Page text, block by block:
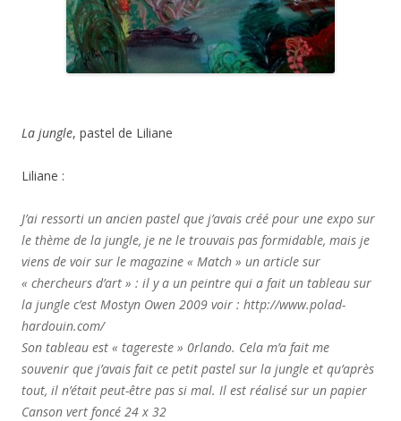
La jungle, pastel de Liliane
Liliane :
J’ai ressorti un ancien pastel que j’avais créé pour une expo sur
le thème de la jungle, je ne le trouvais pas formidable, mais je
viens de voir sur le magazine « Match » un article sur
« chercheurs d’art » : il y a un peintre qui a fait un tableau sur
la jungle c’est Mostyn Owen 2009 voir : http://www.polad-
hardouin.com/
Son tableau est « tagereste » 0rlando. Cela m’a fait me
souvenir que j’avais fait ce petit pastel sur la jungle et qu’après
tout, il n’était peut-être pas si mal. Il est réalisé sur un papier
Canson vert foncé 24 x 32